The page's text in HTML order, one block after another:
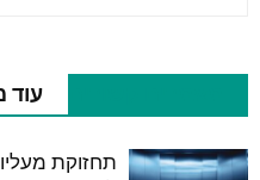
עוד
תחזוקת